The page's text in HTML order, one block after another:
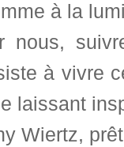
à la
nous,
à vivre
laissant
Wiertz,